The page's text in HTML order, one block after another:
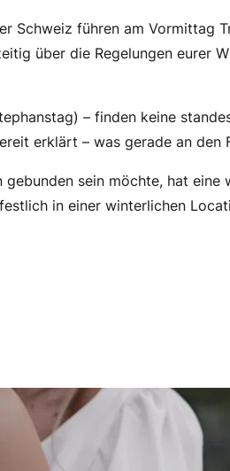
führen am Vormittag
über die Regelungen eurer
– finden keine
erklärt – was gerade an den
sein möchte, hat eine
in einer winterlichen